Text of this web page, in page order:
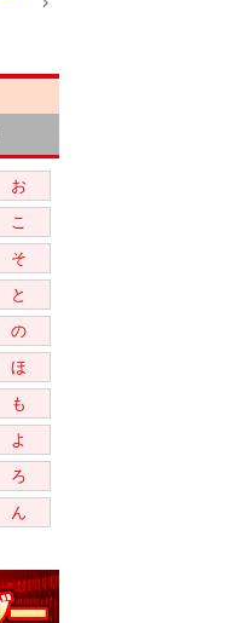
お
こ
そ
と
の
ほ
も
よ
ろ
ん